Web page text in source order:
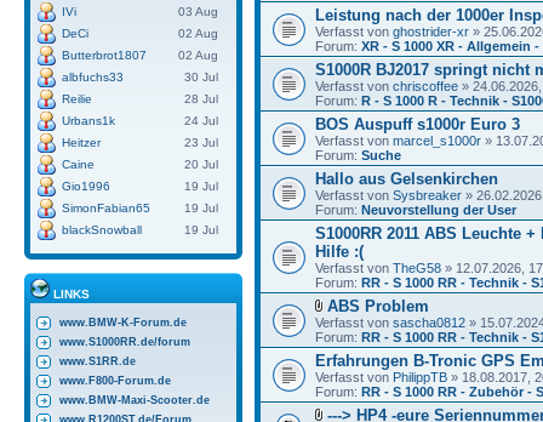
IVi
03 Aug
DeCi
02 Aug
Butterbrot1807
02 Aug
albfuchs33
30 Jul
Reilie
28 Jul
Urbans1k
24 Jul
Heitzer
23 Jul
Caine
20 Jul
Gio1996
19 Jul
SimonFabian65
19 Jul
blackSnowball
19 Jul
LINKS
www.BMW-K-Forum.de
www.S1000RR.de/forum
www.S1RR.de
www.F800-Forum.de
www.BMW-Maxi-Scooter.de
www.R1200ST.de/Forum
Leistung nach der 1000er
Verfasst von ghostrider-xr »
Forum: XR - S 1000 XR - Allgemein -
S1000R BJ2017 springt nicht
Verfasst von chriscoffee »
Forum: R - S 1000 R - Technik -
BOS Auspuff s1000r Euro 3
Verfasst von marcel_s1000r »
Forum: Suche
Hallo aus Gelsenkirchen
Verfasst von Sysbreaker »
Forum: Neuvorstellung der User
S1000RR 2011 ABS Leuchte
Hilfe :(
Verfasst von TheG58 » 12.07.2026,
Forum: RR - S 1000 RR - Technik -
ABS Problem
Verfasst von sascha0812 »
Forum: RR - S 1000 RR - Technik -
Erfahrungen B-Tronic GPS
Verfasst von PhilippTB » 18.08.2017,
Forum: RR - S 1000 RR - Zubehör -
---> HP4 -eure